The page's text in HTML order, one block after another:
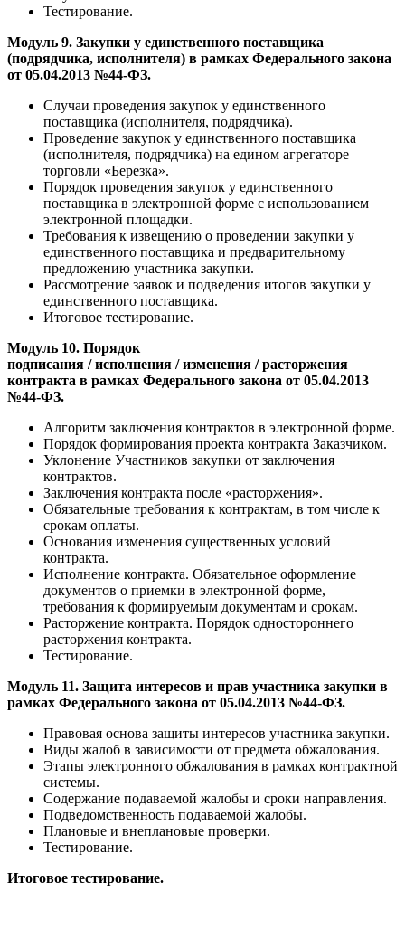
Тестирование.
Модуль 9. Закупки у единственного поставщика
(подрядчика, исполнителя) в рамках Федерального закона
от 05.04.2013 №44-ФЗ.
Случаи проведения закупок у единственного
поставщика (исполнителя, подрядчика).
Проведение закупок у единственного поставщика
(исполнителя, подрядчика) на едином агрегаторе
торговли «Березка».
Порядок проведения закупок у единственного
поставщика в электронной форме с использованием
электронной площадки.
Требования к извещению о проведении закупки у
единственного поставщика и предварительному
предложению участника закупки.
Рассмотрение заявок и подведения итогов закупки у
единственного поставщика.
Итоговое тестирование.
Модуль 10. Порядок
подписания / исполнения / изменения / расторжения
контракта в рамках Федерального закона от 05.04.2013
№44-ФЗ.
Алгоритм заключения контрактов в электронной форме.
Порядок формирования проекта контракта Заказчиком.
Уклонение Участников закупки от заключения
контрактов.
Заключения контракта после «расторжения».
Обязательные требования к контрактам, в том числе к
срокам оплаты.
Основания изменения существенных условий
контракта.
Исполнение контракта. Обязательное оформление
документов о приемки в электронной форме,
требования к формируемым документам и срокам.
Расторжение контракта. Порядок одностороннего
расторжения контракта.
Тестирование.
Модуль 11. Защита интересов и прав участника закупки в
рамках Федерального закона от 05.04.2013 №44-ФЗ.
Правовая основа защиты интересов участника закупки.
Виды жалоб в зависимости от предмета обжалования.
Этапы электронного обжалования в рамках контрактной
системы.
Содержание подаваемой жалобы и сроки направления.
Подведомственность подаваемой жалобы.
Плановые и внеплановые проверки.
Тестирование.
Итоговое тестирование.